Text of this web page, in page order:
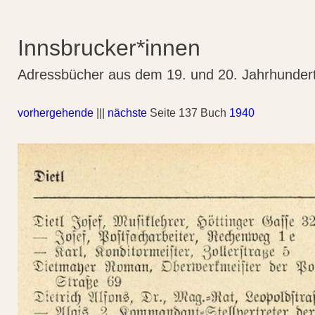
Innsbrucker*innen
Adressbücher aus dem 19. und 20.
vorhergehende nächste Seite 137 Buch 1940